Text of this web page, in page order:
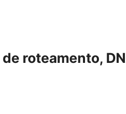
roteamento,